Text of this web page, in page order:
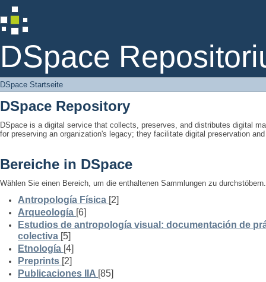
DSpace
DSpace Startseite
DSpace Startseite
DSpace Repository
DSpace is a digital service that collects, preserves, and distributes digital
for preserving an organization's legacy; they facilitate digital preservation
Bereiche in DSpace
Wählen Sie einen Bereich, um die enthaltenen Sammlungen zu durchstöbern.
Antropología Física [2]
Arqueología [6]
Estudios de antropología visual: documentación de
colectiva [5]
Etnología [4]
Preprints [2]
Publicaciones IIA [85]